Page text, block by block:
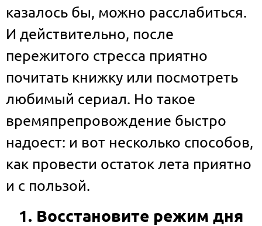
казалось бы, можно расслабиться.
И действительно, после
пережитого стресса приятно
почитать книжку или посмотреть
любимый сериал. Но такое
времяпрепровождение быстро
надоест: и вот несколько способов,
как провести остаток лета приятно
и с пользой.
1. Восстановите режим дня